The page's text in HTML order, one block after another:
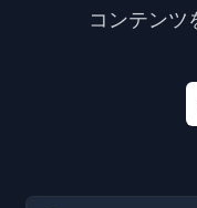
コンテンツ